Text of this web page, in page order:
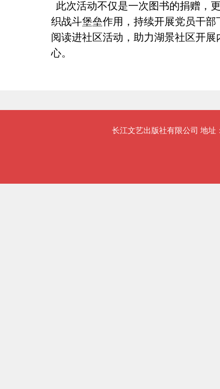
此次活动不仅是一次图书的捐赠，
织战斗堡垒作用，持续开展党员干
阅读进社区活动，助力湖景社区开
心。
长江文艺出版社有限公司 地址